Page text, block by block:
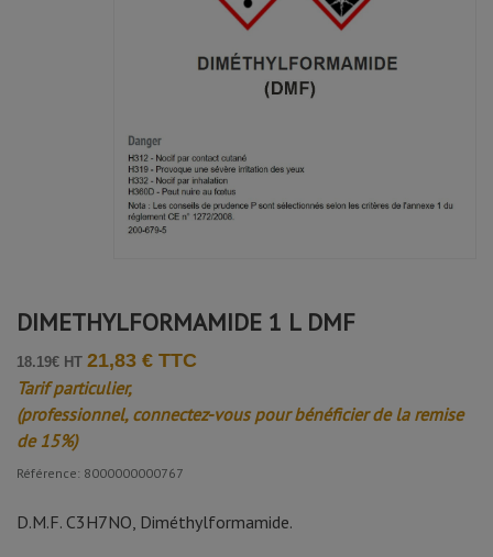
DIMETHYLFORMAMIDE 1 L DMF
18.19€ HT 21,83 € TTC
Tarif particulier,
(professionnel, connectez-vous pour bénéficier de la remise
de 15%)
Référence: 8000000000767
D.M.F. C3H7NO, Diméthylformamide.
10/10
Basé sur 3 avis
Catherine M.
Publié le 17/02/2025 à 14:28(Date de commande : 26/01/2025)
Toujours efficace !
Publié le 05/02/2025 à 10:52 (Date de commande : 24/01/2025)
Produit conforme aux attentes
Florent b.
parfait